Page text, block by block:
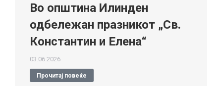
Во општина Илинден
одбележан празникот „Св.
Константин и Елена“
03.06.2026
Прочитај повеќе